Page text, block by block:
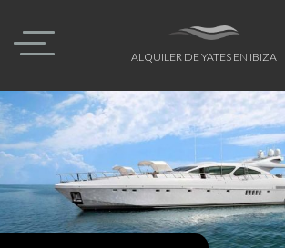
content
ALQUILER DE YATES EN IBIZA